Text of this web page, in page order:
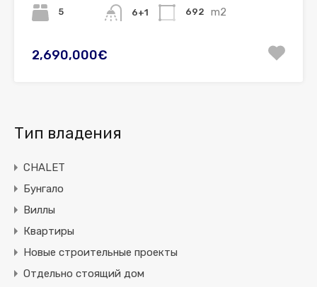
5 6+1 692 m2
2,690,000€
Тип владения
CHALET
Бунгало
Виллы
Квартиры
Новые строительные проекты
Отдельно стоящий дом